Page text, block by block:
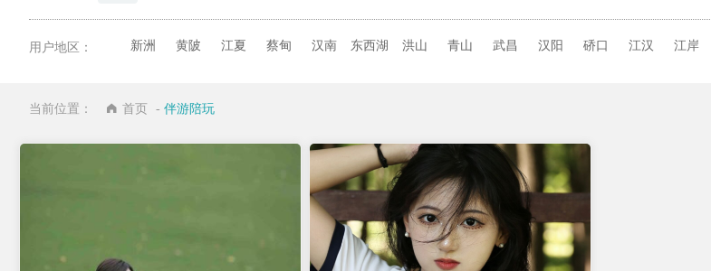
用户地区： 新洲 黄陂 江夏 蔡甸 汉南 东西湖 洪山 青山 武昌 汉阳 硚口 江汉 江岸
当前位置： 首页 - 伴游陪玩